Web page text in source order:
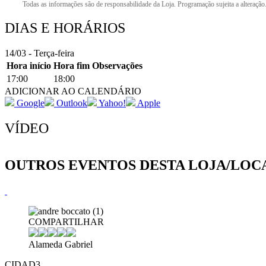
Todas as informações são de responsabilidade da Loja. Programação sujeita a alteração.
DIAS E HORÁRIOS
14/03 - Terça-feira
Hora início Hora fim Observações
17:00
18:00
ADICIONAR AO CALENDÁRIO
Google
Outlook Yahoo! Apple
VÍDEO
OUTROS EVENTOS DESTA LOJA/
COMPARTILHAR
Alameda Gabriel